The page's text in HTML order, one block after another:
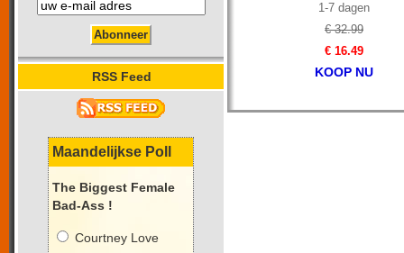
1-7 dagen
€ 32.99
€ 16.49
KOOP NU
RSS Feed
Maandelijkse Poll
The Biggest Female
Bad-Ass !
Courtney Love